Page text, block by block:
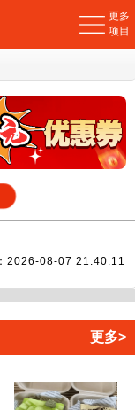
08-07 21:40:11
更多
项目
更多>